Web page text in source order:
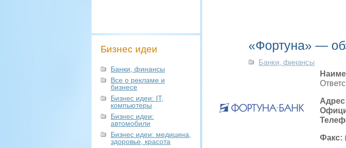
Бизнес идеи
Банки, финансы
Все о рекламе и
бизнесе
Бизнес идеи: IT,
компьютеры
Бизнес идеи:
автомобили
Бизнес идеи: медицина,
здоровье, красота
«Фортуна» —
Банки, финансы
Факс: